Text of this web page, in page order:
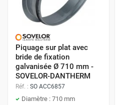
Piquage sur plat avec
bride de fixation
galvanisée Ø 710 mm -
SOVELOR-DANTHERM
Réf. : SO ACC6857
Diamètre : 710 mm